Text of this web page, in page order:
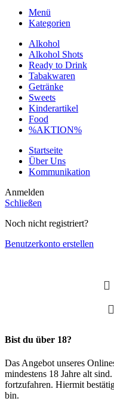
Menü
Kategorien
Alkohol
Alkohol Shots
Ready to Drink
Tabakwaren
Getränke
Sweets
Kinderartikel
Food
%AKTION%
Startseite
Über Uns
Kommunikation
Anmelden
Schließen
Noch nicht registriert?
Benutzerkonto erstellen
Bist du über 18?
Das Angebot unseres
mindestens 18 Jahre alt
fortzufahren. Hiermit
bin.